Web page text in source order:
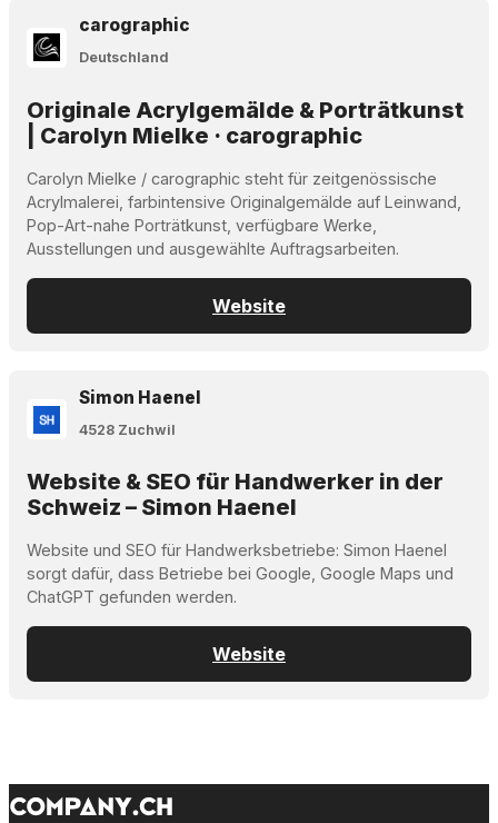
carographic
Deutschland
Originale Acrylgemälde & Porträtkunst
| Carolyn Mielke · carographic
Carolyn Mielke / carographic steht für zeitgenössische
Acrylmalerei, farbintensive Originalgemälde auf Leinwand,
Pop-Art-nahe Porträtkunst, verfügbare Werke,
Ausstellungen und ausgewählte Auftragsarbeiten.
Website
Simon Haenel
4528 Zuchwil
Website & SEO für Handwerker in der
Schweiz – Simon Haenel
Website und SEO für Handwerksbetriebe: Simon Haenel
sorgt dafür, dass Betriebe bei Google, Google Maps und
ChatGPT gefunden werden.
Website